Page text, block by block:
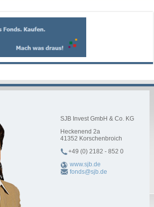
SJB Invest GmbH & Co. KG
Heckenend 2a
41352 Korschenbroich
+49 (0) 2182 - 852 0
www.sjb.de
fonds@sjb.de